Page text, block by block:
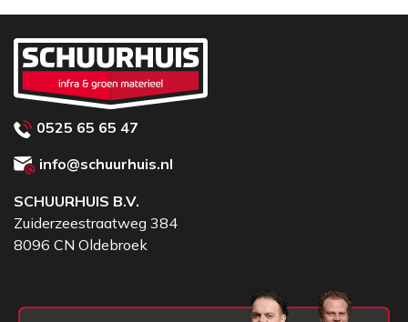
keuze voor zuivere, rechte zaagsneden in de hardste
materialen.
0525 65 65 47
info@schuurhuis.nl
SCHUURHUIS B.V.
Zuiderzeestraatweg 384
8096 CN Oldebroek